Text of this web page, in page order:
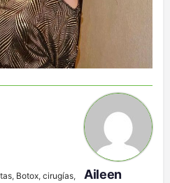
, Botox, cirugías,
Aileen